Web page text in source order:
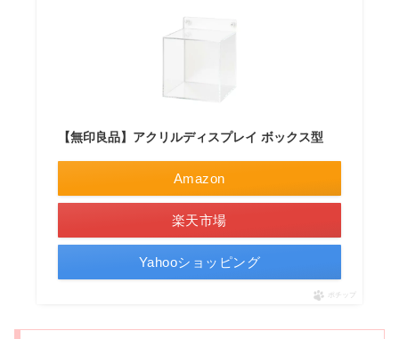
【無印良品】アクリルディスプレイ ボックス型
Amazon
楽天市場
Yahooショッピング
ポチップ